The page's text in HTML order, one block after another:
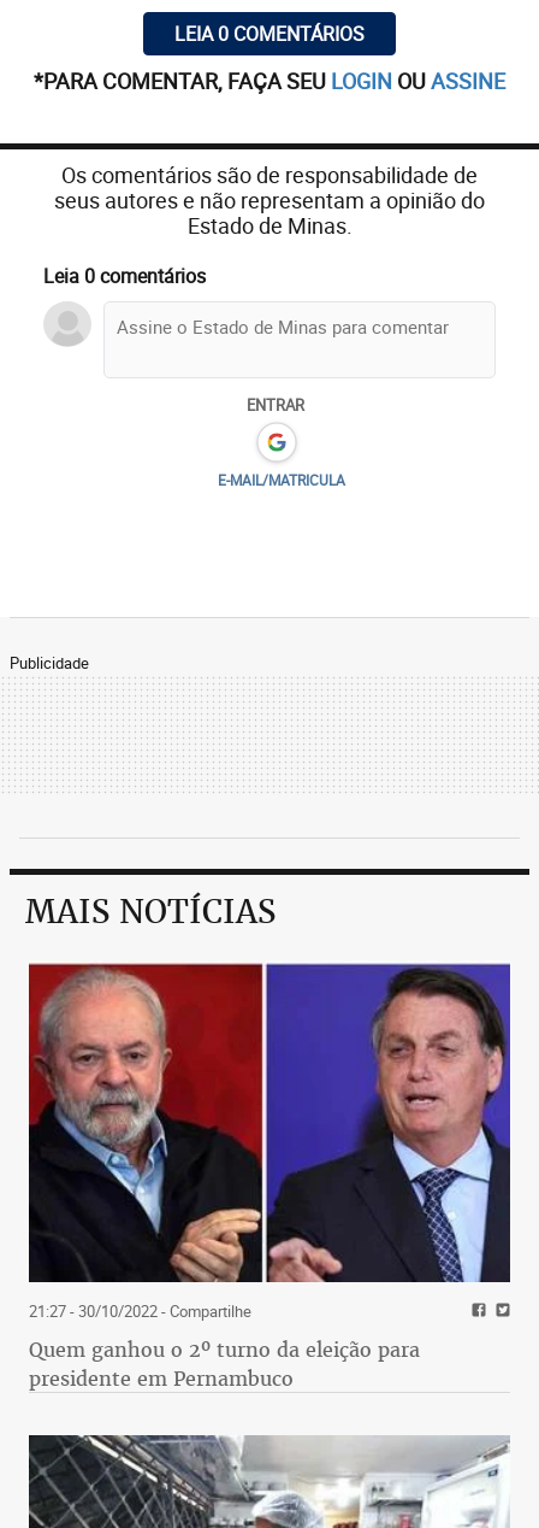
LEIA 0 COMENTÁRIOS
*PARA COMENTAR, FAÇA SEU LOGIN OUASSINE
Os comentários são de responsabilidade de
seus autores e não representam a opinião do
Estado de Minas.
Leia 0 comentários
ENTRAR
E-MAIL/MATRICULA
Publicidade
MAIS NOTÍCIAS
21:27 - 30/10/2022- Compartilhe
Quem ganhou o 2º turno da eleição para
presidente em Pernambuco